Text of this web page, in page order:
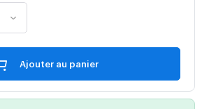
Ajouter au panier